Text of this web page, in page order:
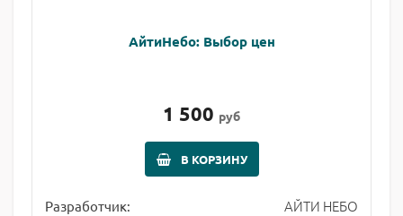
АйтиНебо: Выбор цен
1 500 руб
В КОРЗИНУ
Разработчик: АЙТИ НЕБО